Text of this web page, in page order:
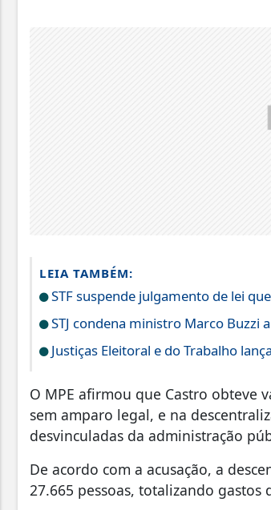
LEIA TAMBÉM:
STF suspende julgamento de lei
STJ condena ministro Marco Buzzi
Justiças Eleitoral e do Trabalho
O MPE afirmou que Castro obteve
sem amparo legal, e na
desvinculadas da administração
De acordo com a acusação, a
27.665 pessoas, totalizando gastos